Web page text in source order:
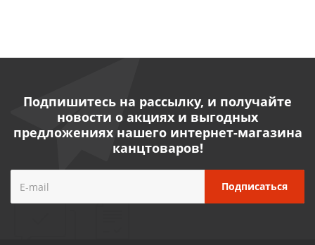
Подпишитесь на рассылку, и получайте
новости о акциях и выгодных
предложениях нашего интернет-магазина
канцтоваров!